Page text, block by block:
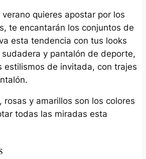
quieres apostar por los
te encantarán los conjuntos de
esta tendencia con tus looks
y pantalón de deporte,
estilismos de invitada, con trajes
rosas y amarillos son los colores
todas las miradas esta